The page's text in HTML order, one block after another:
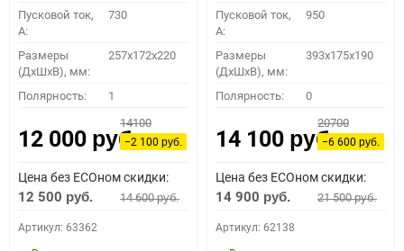
Пусковой ток,
A:
730
Размеры
(ДхШхВ), мм:
257x172x220
Полярность: 1
12 000 руб.
14100
−2 100руб.
Цена без ECOном скидки:
12 500 руб. 14 600руб.
Артикул: 63362
Пусковой ток,
A:
950
Размеры
(ДхШхВ), мм:
393x175x190
Полярность: 0
14 100 руб.
20700
−6 600руб.
Цена без ECOном скидки:
14 900 руб. 21 500руб.
Артикул: 62138